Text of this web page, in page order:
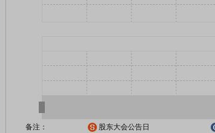
备注： 股东大会公告日